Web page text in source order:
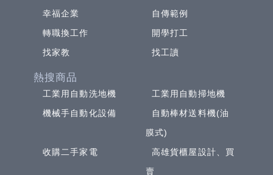
幸福企業
自傳範例
轉職換工作
開學打工
找家教
找工讀
熱搜商品
工業用自動洗地機
工業用自動掃地機
機械手自動化設備
自動棒材送料機(油
膜式)
收購二手家電
高雄貨櫃屋設計、買
賣